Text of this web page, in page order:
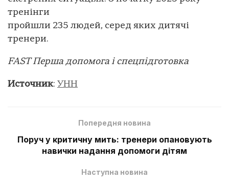
тренінги
пройшли 235 людей, серед яких дитячі
тренери.
FAST Перша допомога і спецпідготовка
Источник: УНН
Попередня новина
Поруч у критичну мить: тренери опановують
навички надання допомоги дітям
Наступна новина